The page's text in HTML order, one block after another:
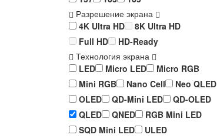
Разрешение экрана
4K Ultra HD
8K Ultra HD
Full HD
HD-Ready
Технология экрана
LED
Micro LED
Micro RGB
Mini RGB
Nano Cell
Neo QLED
OLED
QD-Mini LED
QD-OLED
QLED
QNED
RGB Mini LED
SQD Mini LED
ULED